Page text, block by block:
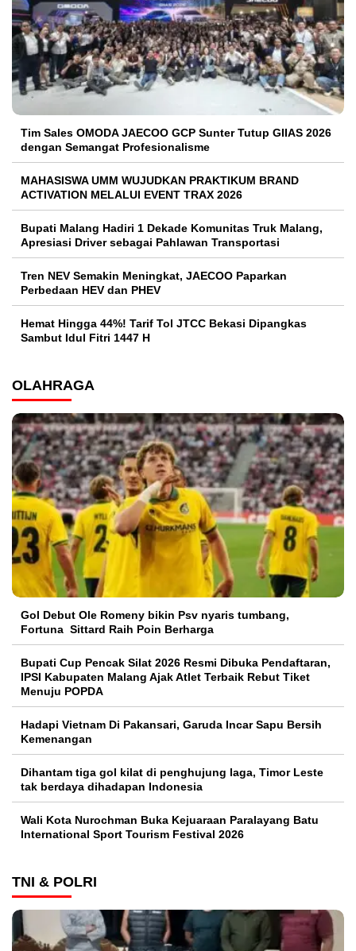
Tim Sales OMODA JAECOO GCP Sunter Tutup GIIAS 2026
dengan Semangat Profesionalisme
MAHASISWA UMM WUJUDKAN PRAKTIKUM BRAND
ACTIVATION MELALUI EVENT TRAX 2026
Bupati Malang Hadiri 1 Dekade Komunitas Truk Malang,
Apresiasi Driver sebagai Pahlawan Transportasi
Tren NEV Semakin Meningkat, JAECOO Paparkan
Perbedaan HEV dan PHEV
Hemat Hingga 44%! Tarif Tol JTCC Bekasi Dipangkas
Sambut Idul Fitri 1447 H
OLAHRAGA
Gol Debut Ole Romeny bikin Psv nyaris tumbang,
Fortuna Sittard Raih Poin Berharga
Bupati Cup Pencak Silat 2026 Resmi Dibuka Pendaftaran,
IPSI Kabupaten Malang Ajak Atlet Terbaik Rebut Tiket
Menuju POPDA
Hadapi Vietnam Di Pakansari, Garuda Incar Sapu Bersih
Kemenangan
Dihantam tiga gol kilat di penghujung laga, Timor Leste
tak berdaya dihadapan Indonesia
Wali Kota Nurochman Buka Kejuaraan Paralayang Batu
International Sport Tourism Festival 2026
TNI & POLRI